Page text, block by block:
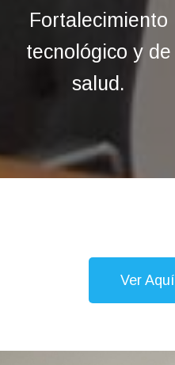
Fortalecimiento
tecnológico y de
salud.
Ver Aquí